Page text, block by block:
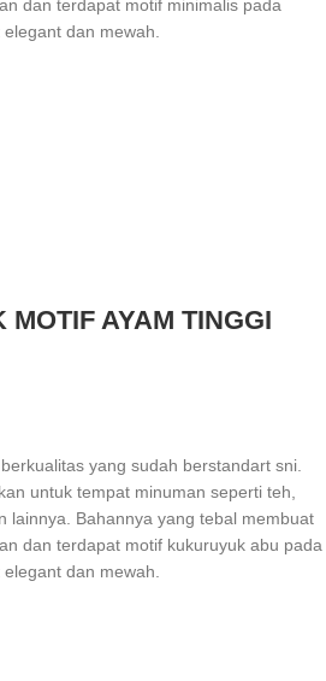
dan terdapat motif minimalis pada
dan mewah.
AYAM TINGGI
yang sudah berstandart sni.
untuk tempat minuman seperti teh,
lainnya. Bahannya yang tebal membuat
dan terdapat motif kukuruyuk abu pada
dan mewah.